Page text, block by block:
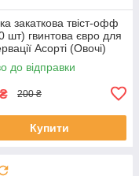
закаткова твіст-офф
шт) гвинтова євро для
Асорті (Овочі)
до відправки
₴ 200 ₴
Купити